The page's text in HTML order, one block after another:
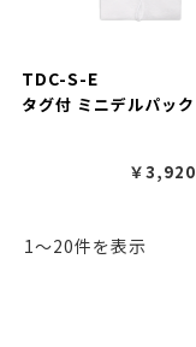
TDC-S-E
タグ付 ミニデルパック
￥3,920
1〜20件を表示